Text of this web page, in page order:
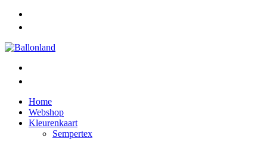
Home
Webshop
Kleurenkaart
Sempertex